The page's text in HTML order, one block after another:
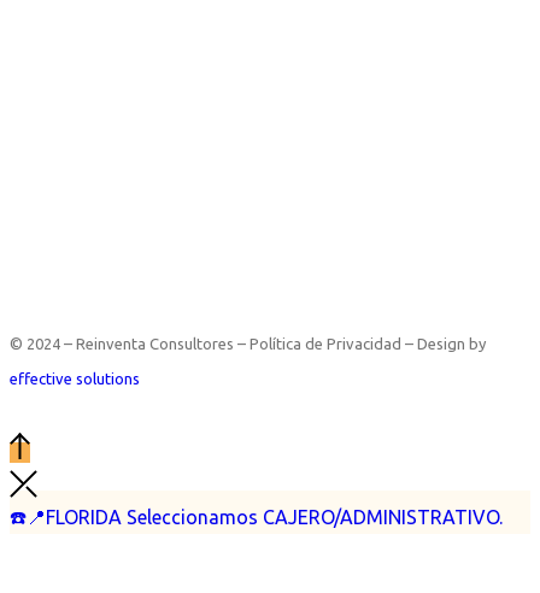
☎️📍FLORIDA Seleccionamos CAJERO/ADMINISTRATIVO.
© 2024 – Reinventa Consultores – Política de Privacidad – Design by
effective solutions